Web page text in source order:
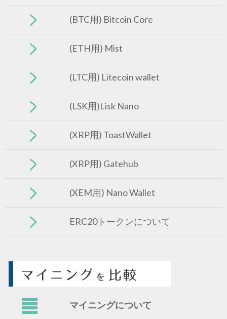
(BTC用) Bitcoin Core
(ETH用) Mist
(LTC用) Litecoin wallet
(LSK用)Lisk Nano
(XRP用) ToastWallet
(XRP用) Gatehub
(XEM用) Nano Wallet
ERC20トークンについて
マイニングについて